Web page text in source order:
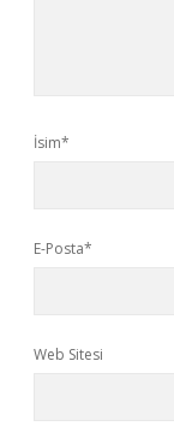
İsim*
E-Posta*
Web Sitesi